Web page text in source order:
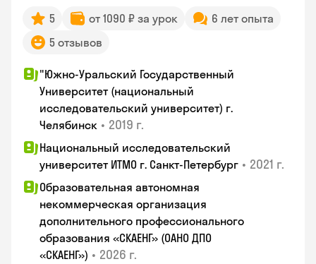
5 от 1090 ₽ за урок
6 лет опыта
5 отзывов
"Южно-Уральский Государственный
Университет (национальный
исследовательский университет) г.
Челябинск • 2019 г.
Национальный исследовательский
университет ИТМО г. Санкт-Петербург • 2021 г.
Образовательная автономная
некоммерческая организация
дополнительного профессионального
образования «СКАЕНГ» (ОАНО ДПО
«СКАЕНГ») • 2026 г.